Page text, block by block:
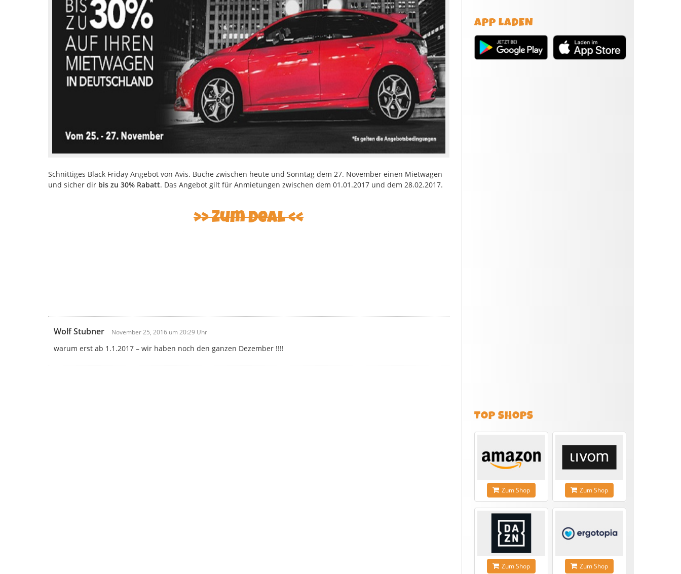
Schnittiges Black Friday Angebot von Avis. Buche zwischen heute und Sonntag dem 27. November einen Mietwagen
und sicher dir bis zu 30% Rabatt. Das Angebot gilt für Anmietungen zwischen dem 01.01.2017 und dem 28.02.2017.
>> Zum Deal <<
Wolf Stubner November 25, 2016 um 20:29 Uhr
warum erst ab 1.1.2017 – wir haben noch den ganzen Dezember !!!!
APP LADEN
TOP SHOPS
Zum Shop Zum Shop
Zum Shop Zum Shop